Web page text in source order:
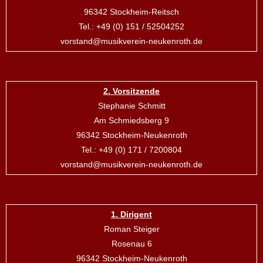
96342 Stockheim-Reitsch
Tel.: +49 (0) 151 / 52504252
vorstand@musikverein-neukenroth.de
2. Vorsitzende
Stephanie Schmitt
Am Schmiedsberg 9
96342 Stockheim-Neukenroth
Tel.: +49 (0) 171 / 7200804
vorstand@musikverein-neukenroth.de
1. Dirigent
Roman Steiger
Rosenau 6
96342 Stockheim-Neukenroth